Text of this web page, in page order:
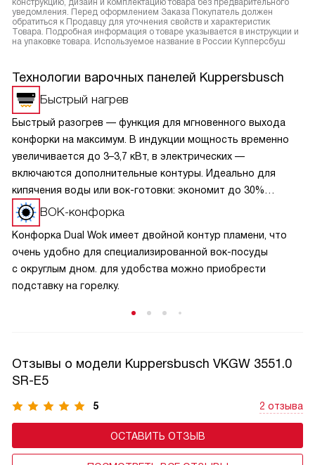
конструкцию, дизайн и комплектацию товара без предварительного
уведомления. Перед оформлением Заказа Покупатель должен
обратиться к Продавцу для уточнения свойств и характеристик
Товара. Подробная информация о товаре указывается в инструкции и
на упаковке товара. Используемое название в России Купперсбуш
Технологии варочных панелей Kuppersbusch
Быстрый нагрев
Быстрый разогрев — функция для мгновенного выхода
конфорки на максимум. В индукции мощность временно
увеличивается до 3–3,7 кВт, в электрических —
включаются дополнительные контуры. Идеально для
кипячения воды или вок-готовки: экономит до 30%
времени. Важно: используйте посуду с ровным дном,
соответствующим диаметру зоны. Функция работает
циклами, защищая технику от перегрева. После закипания
переключайте на стандартный режим — это бережёт
энергию и сохраняет вкус блюд.
ВОК-конфорка
Конфорка Dual Wok имеет двойной контур пламени, что
очень удобно для специализированной вок-посуды
с округлым дном. для удобства можно приобрести
подставку на горелку.
Отзывы о модели Kuppersbusch VKGW 3551.0
SR-E5
5 2 отзыва
ОСТАВИТЬ ОТЗЫВ